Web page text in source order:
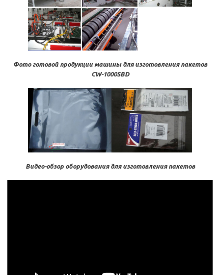
Фото готовой продукции машины для изготовления пакетов
CW-1000SBD
Видео-обзор оборудования для изготовления пакетов